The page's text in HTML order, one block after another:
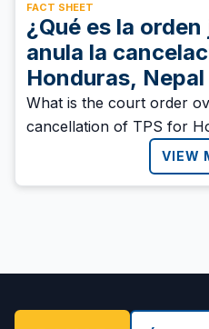
FACT SHEET
¿Qué es la
anula la
Honduras,
What is the court order
cancellation of TPS for
VIEW